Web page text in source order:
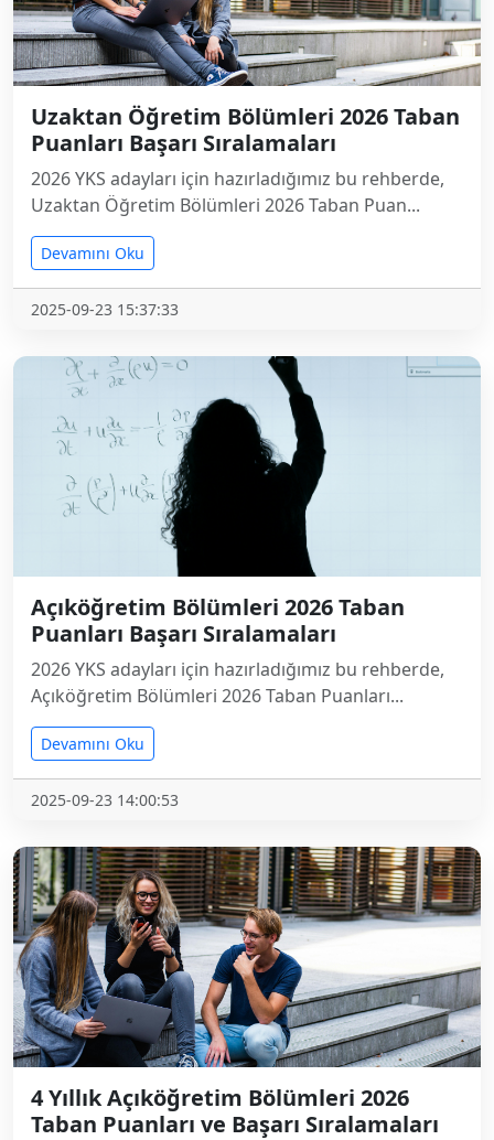
Uzaktan Öğretim Bölümleri 2026 Taban
Puanları Başarı Sıralamaları
2026 YKS adayları için hazırladığımız bu rehberde,
Uzaktan Öğretim Bölümleri 2026 Taban Puan...
Devamını Oku
2025-09-23 15:37:33
Açıköğretim Bölümleri 2026 Taban
Puanları Başarı Sıralamaları
2026 YKS adayları için hazırladığımız bu rehberde,
Açıköğretim Bölümleri 2026 Taban Puanları...
Devamını Oku
2025-09-23 14:00:53
4 Yıllık Açıköğretim Bölümleri 2026
Taban Puanları ve Başarı Sıralamaları